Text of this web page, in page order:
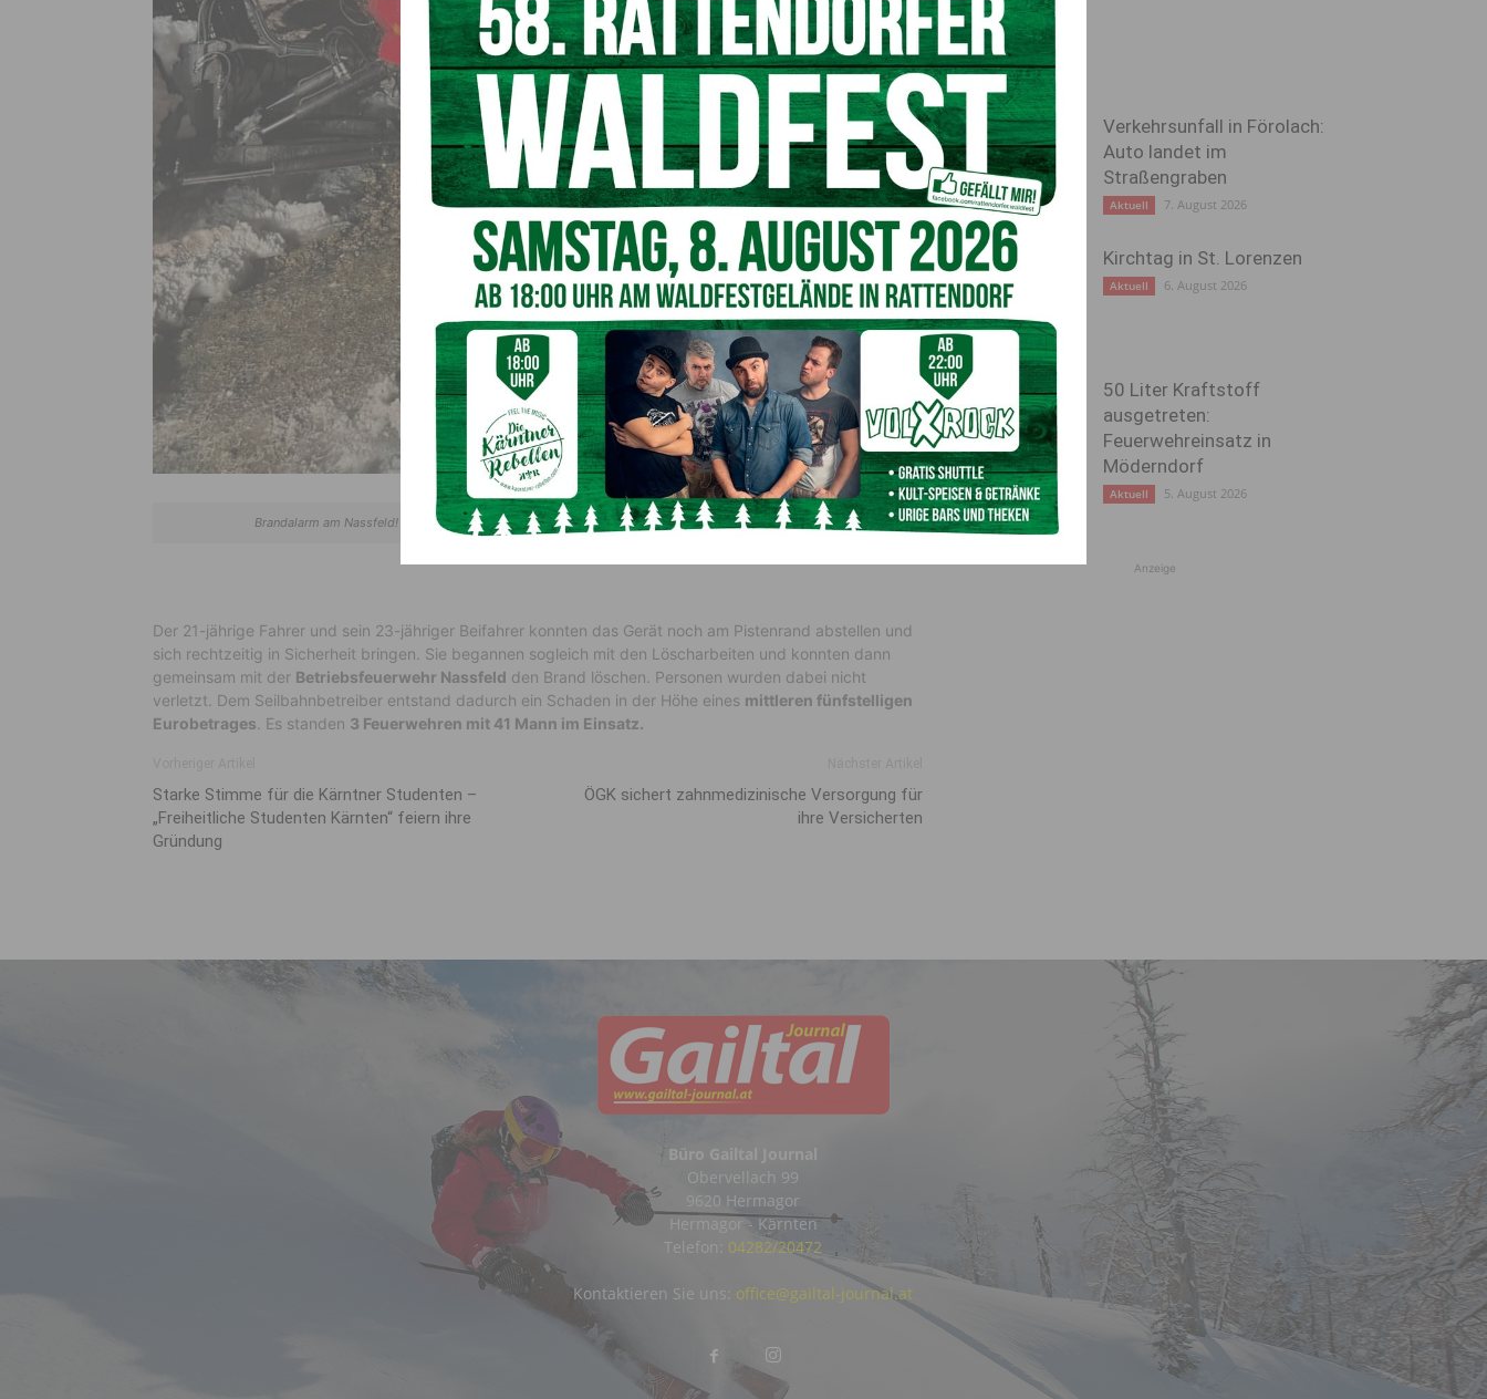
Brandalarm am Nassfeld! Aufgrund einer defekten Hydraulikleitung geriet eine Pistenraupe in Brand.
Der 21-jährige Fahrer und sein 23-jähriger Beifahrer konnten das Gerät noch am Pistenrand abstellen und
sich rechtzeitig in Sicherheit bringen. Sie begannen sogleich mit den Löscharbeiten und konnten dann
gemeinsam mit der Betriebsfeuerwehr Nassfeld den Brand löschen. Personen wurden dabei nicht
verletzt. Dem Seilbahnbetreiber entstand dadurch ein Schaden in der Höhe eines mittleren fünfstelligen
Eurobetrages . Es standen 3 Feuerwehren mit 41 Mann im Einsatz.
Starke Stimme für die Kärntner Studenten –
„Freiheitliche Studenten Kärnten“ feiern ihre
Gründung
ÖGK sichert zahnmedizinische Versorgung für
ihre Versicherten
Verkehrsunfall in Förolach:
Auto landet im
Straßengraben
Aktuell 7. August 2026
Kirchtag in St. Lorenzen
Aktuell 6. August 2026
50 Liter Kraftstoff
ausgetreten:
Feuerwehreinsatz in
Möderndorf
Aktuell 5. August 2026
Anzeige
Büro Gailtal Journal
Obervellach 99
9620 Hermagor
Hermagor - Kärnten
Telefon: 04282/20472
Kontaktieren Sie uns: office@gailtal-journal.at